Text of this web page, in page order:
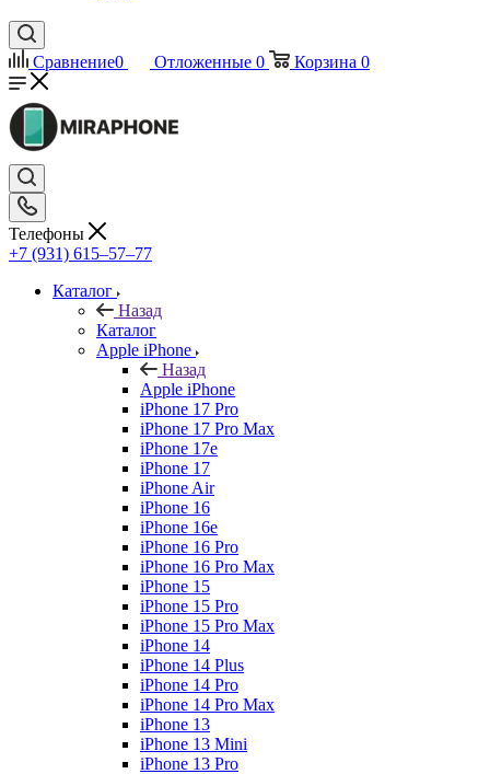
Сравнение0 Отложенные 0 Корзина 0
Телефоны
+7 (931) 615‒57‒77
Каталог
Назад
Каталог
Apple iPhone
Назад
Apple iPhone
iPhone 17 Pro
iPhone 17 Pro Max
iPhone 17e
iPhone 17
iPhone Air
iPhone 16
iPhone 16e
iPhone 16 Pro
iPhone 16 Pro Max
iPhone 15
iPhone 15 Pro
iPhone 15 Pro Max
iPhone 14
iPhone 14 Plus
iPhone 14 Pro
iPhone 14 Pro Max
iPhone 13
iPhone 13 Mini
iPhone 13 Pro